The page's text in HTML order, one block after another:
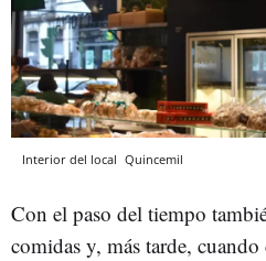
Interior del local Quincemil
Con el paso del tiempo
comidas y, más tarde,